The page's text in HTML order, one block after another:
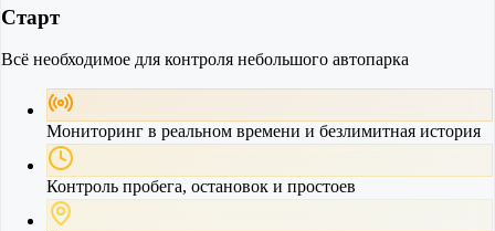
Старт
Всё необходимое для контроля небольшого автопарка
Мониторинг в реальном времени и безлимитная история
Контроль пробега, остановок и простоев